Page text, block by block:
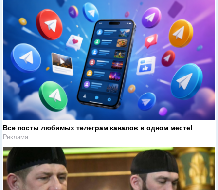
Все посты любимых телеграм каналов в одном месте!
Реклама